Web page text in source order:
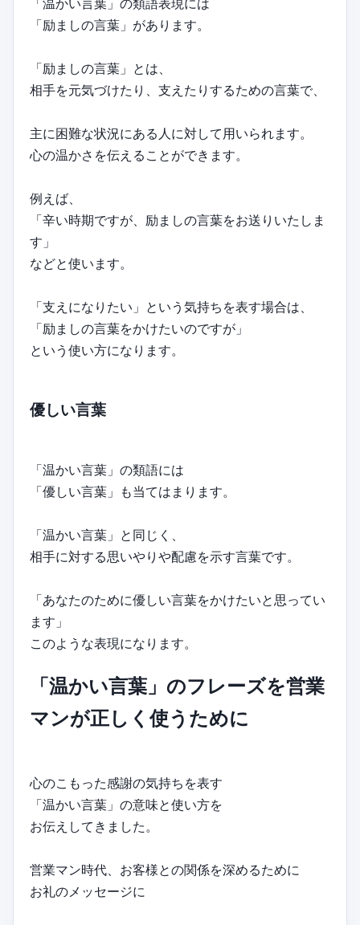
「励ましの言葉」があります。
「励ましの言葉」とは、
相手を元気づけたり、支えたりするための言葉で、
主に困難な状況にある人に対して用いられます。
心の温かさを伝えることができます。
例えば、
「辛い時期ですが、励ましの言葉をお送りいたしま
す」
などと使います。
「支えになりたい」という気持ちを表す場合は、
「励ましの言葉をかけたいのですが」
という使い方になります。
優しい言葉
「温かい言葉」の類語には
「優しい言葉」も当てはまります。
「温かい言葉」と同じく、
相手に対する思いやりや配慮を示す言葉です。
「あなたのために優しい言葉をかけたいと思ってい
ます」
このような表現になります。
「温かい言葉」のフレーズを営業
マンが正しく使うために
心のこもった感謝の気持ちを表す
「温かい言葉」の意味と使い方を
お伝えしてきました。
営業マン時代、お客様との関係を深めるために
お礼のメッセージに